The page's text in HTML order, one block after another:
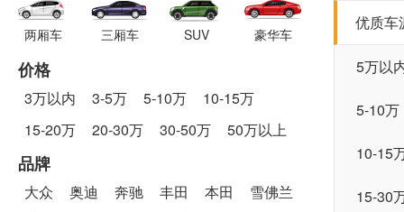
两厢车 三厢车 SUV 豪华车
价格
3万以内 3-5万 5-10万
10-15万
15-20万
20-30万 30-50万 50万以上
品牌
大众 奥迪 奔驰 丰田 本田
雪佛兰
优质车
5万以
5-10万
10-15
15-30